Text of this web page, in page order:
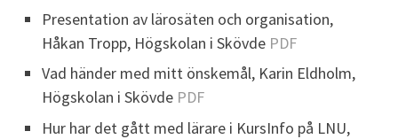
Presentation av lärosäten och organisation,
Håkan Tropp, Högskolan i Skövde PDF
Vad händer med mitt önskemål, Karin Eldholm,
Högskolan i Skövde PDF
Hur har det gått med lärare i KursInfo på LNU,